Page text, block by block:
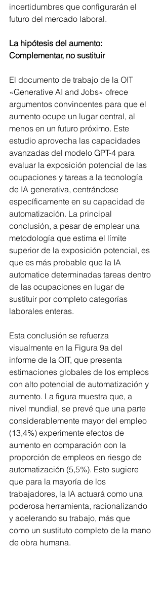
incertidumbres que configurarán el
futuro del mercado laboral.
La hipótesis del aumento:
Complementar, no sustituir
El documento de trabajo de la OIT
«Generative AI and Jobs» ofrece
argumentos convincentes para que el
aumento ocupe un lugar central, al
menos en un futuro próximo. Este
estudio aprovecha las capacidades
avanzadas del modelo GPT-4 para
evaluar la exposición potencial de las
ocupaciones y tareas a la tecnología
de IA generativa, centrándose
específicamente en su capacidad de
automatización. La principal
conclusión, a pesar de emplear una
metodología que estima el límite
superior de la exposición potencial, es
que es más probable que la IA
automatice determinadas tareas dentro
de las ocupaciones en lugar de
sustituir por completo categorías
laborales enteras.
Esta conclusión se refuerza
visualmente en la Figura 9a del
informe de la OIT, que presenta
estimaciones globales de los empleos
con alto potencial de automatización y
aumento. La figura muestra que, a
nivel mundial, se prevé que una parte
considerablemente mayor del empleo
(13,4%) experimente efectos de
aumento en comparación con la
proporción de empleos en riesgo de
automatización (5,5%). Esto sugiere
que para la mayoría de los
trabajadores, la IA actuará como una
poderosa herramienta, racionalizando
y acelerando su trabajo, más que
como un sustituto completo de la mano
de obra humana.